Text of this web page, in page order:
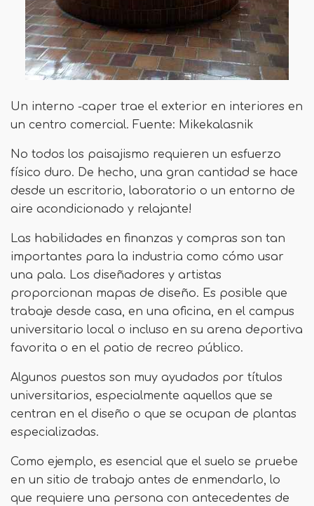
Un interno -caper trae el exterior en interiores en
un centro comercial. Fuente: Mikekalasnik
No todos los paisajismo requieren un esfuerzo
físico duro. De hecho, una gran cantidad se hace
desde un escritorio, laboratorio o un entorno de
aire acondicionado y relajante!
Las habilidades en finanzas y compras son tan
importantes para la industria como cómo usar
una pala. Los diseñadores y artistas
proporcionan mapas de diseño. Es posible que
trabaje desde casa, en una oficina, en el campus
universitario local o incluso en su arena deportiva
favorita o en el patio de recreo público.
Algunos puestos son muy ayudados por títulos
universitarios, especialmente aquellos que se
centran en el diseño o que se ocupan de plantas
especializadas.
Como ejemplo, es esencial que el suelo se pruebe
en un sitio de trabajo antes de enmendarlo, lo
que requiere una persona con antecedentes de